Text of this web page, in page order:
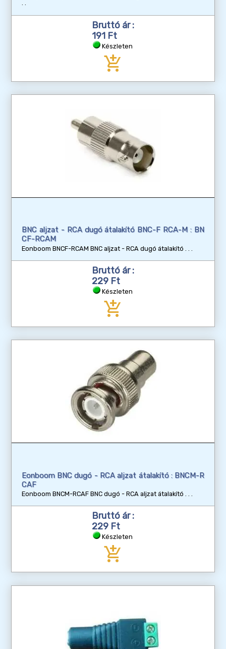
Bruttó ár :
191 Ft
Készleten
add_shopping_cart
BNC aljzat - RCA dugó átalakító BNC-F RCA-M : BN
CF-RCAM
Eonboom BNCF-RCAM BNC aljzat - RCA dugó átalakító
Bruttó ár :
229 Ft
Készleten
add_shopping_cart
Eonboom BNC dugó - RCA aljzat átalakító : BNCM-R
CAF
Eonboom BNCM-RCAF BNC dugó - RCA aljzat átalakító
Bruttó ár :
229 Ft
Készleten
add_shopping_cart